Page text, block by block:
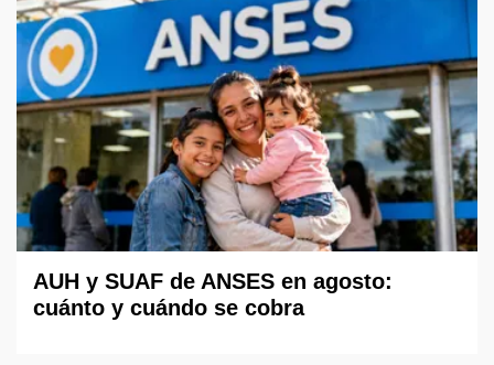
AUH y SUAF de ANSES en agosto:
cuánto y cuándo se cobra